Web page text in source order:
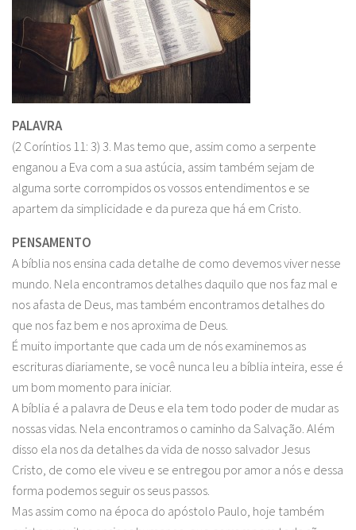
PALAVRA
(2 Coríntios 11: 3) 3. Mas temo que, assim como a serpente
enganou a Eva com a sua astúcia, assim também sejam de
alguma sorte corrompidos os vossos entendimentos e se
apartem da simplicidade e da pureza que há em Cristo.
PENSAMENTO
A bíblia nos ensina cada detalhe de como devemos viver nesse
mundo. Nela encontramos detalhes daquilo que nos faz mal e
nos afasta de Deus, mas também encontramos detalhes do
que nos faz bem e nos aproxima de Deus.
É muito importante que cada um de nós examinemos as
escrituras diariamente, se você nunca leu a bíblia inteira, esse é
um bom momento para iniciar.
A bíblia é a palavra de Deus e ela tem todo poder de mudar as
nossas vidas. Nela encontramos o caminho da Salvação. Além
disso ela nos da detalhes da vida de nosso salvador Jesus
Cristo, de como ele viveu e se entregou por amor a nós e dessa
forma podemos seguir os seus passos.
Mas assim como na época do apóstolo Paulo, hoje também